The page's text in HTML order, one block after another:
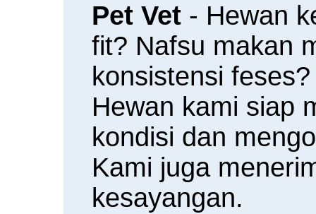
Pet Vet - Hewan
fit? Nafsu makan
konsistensi
Hewan kami siap
kondisi dan
Kami juga
kesayangan.